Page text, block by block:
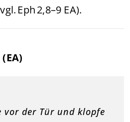
Eph 2,8–9 EA).
vor der Tür und klopfe